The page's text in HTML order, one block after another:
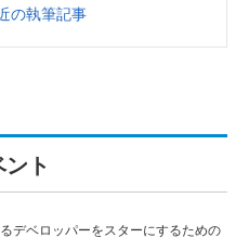
の執筆記事
ト
デベロッパーをスターにするための